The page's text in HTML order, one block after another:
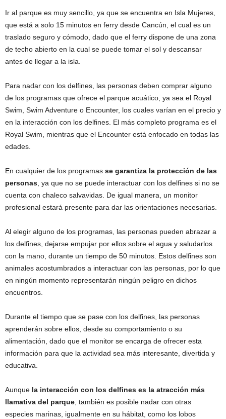
Ir al parque es muy sencillo, ya que se encuentra en Isla Mujeres,
que está a solo 15 minutos en ferry desde Cancún, el cual es un
traslado seguro y cómodo, dado que el ferry dispone de una zona
de techo abierto en la cual se puede tomar el sol y descansar
antes de llegar a la isla.
Para nadar con los delfines, las personas deben comprar alguno
de los programas que ofrece el parque acuático, ya sea el Royal
Swim, Swim Adventure o Encounter, los cuales varían en el precio y
en la interacción con los delfines. El más completo programa es el
Royal Swim, mientras que el Encounter está enfocado en todas las
edades.
En cualquier de los programas se garantiza la protección de las
personas , ya que no se puede interactuar con los delfines si no se
cuenta con chaleco salvavidas. De igual manera, un monitor
profesional estará presente para dar las orientaciones necesarias.
Al elegir alguno de los programas, las personas pueden abrazar a
los delfines, dejarse empujar por ellos sobre el agua y saludarlos
con la mano, durante un tiempo de 50 minutos. Estos delfines son
animales acostumbrados a interactuar con las personas, por lo que
en ningún momento representarán ningún peligro en dichos
encuentros.
Durante el tiempo que se pase con los delfines, las personas
aprenderán sobre ellos, desde su comportamiento o su
alimentación, dado que el monitor se encarga de ofrecer esta
información para que la actividad sea más interesante, divertida y
educativa.
Aunque la interacción con los delfines es la atracción más
llamativa del parque , también es posible nadar con otras
especies marinas, igualmente en su hábitat, como los lobos